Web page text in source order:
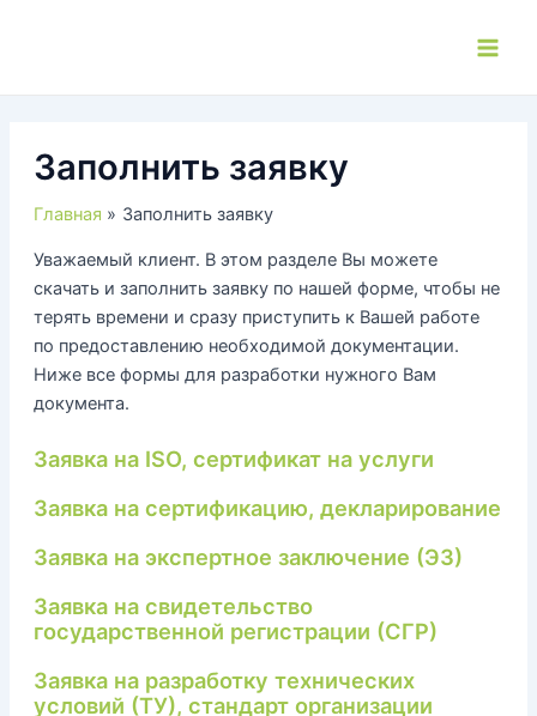
Заполнить заявку
Главная Заполнить заявку
Уважаемый клиент. В этом разделе Вы можете
скачать и заполнить заявку по нашей форме, чтобы не
терять времени и сразу приступить к Вашей работе
по предоставлению необходимой документации.
Ниже все формы для разработки нужного Вам
документа.
Заявка на ISO, сертификат на услуги
Заявка на сертификацию, декларирование
Заявка на экспертное заключение (ЭЗ)
Заявка на свидетельство
государственной регистрации (СГР)
Заявка на разработку технических
условий (ТУ), стандарт организации